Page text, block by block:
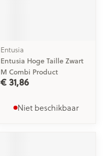
Entusia
Entusia Hoge Taille Zwart
M Combi Product
€ 31,86
Niet beschikbaar